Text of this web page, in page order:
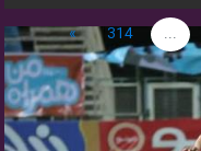
...
314
»